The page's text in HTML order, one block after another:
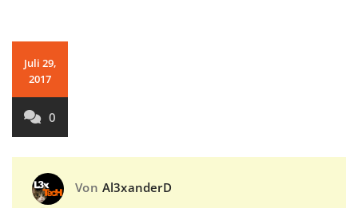
Juli 29,
2017
0
Von Al3xanderD